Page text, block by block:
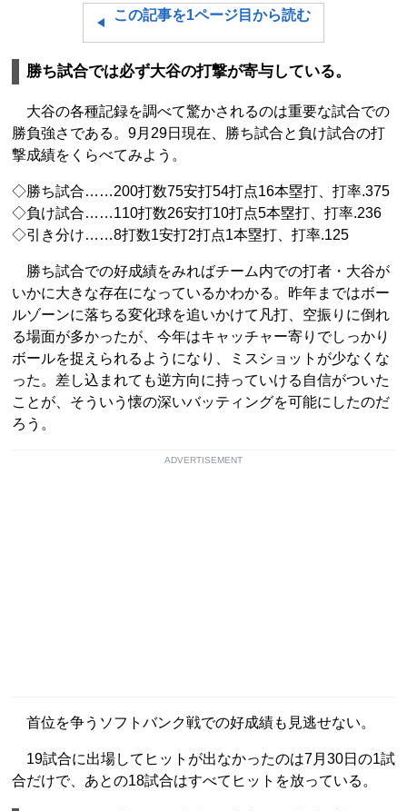
この記事を1ページ目から読む
勝ち試合では必ず大谷の打撃が寄与している。
大谷の各種記録を調べて驚かされるのは重要な試合での
勝負強さである。9月29日現在、勝ち試合と負け試合の打
撃成績をくらべてみよう。
◇勝ち試合……200打数75安打54打点16本塁打、打率.375
◇負け試合……110打数26安打10打点5本塁打、打率.236
◇引き分け……8打数1安打2打点1本塁打、打率.125
勝ち試合での好成績をみればチーム内での打者・大谷が
いかに大きな存在になっているかわかる。昨年まではボー
ルゾーンに落ちる変化球を追いかけて凡打、空振りに倒れ
る場面が多かったが、今年はキャッチャー寄りでしっかり
ボールを捉えられるようになり、ミスショットが少なくな
った。差し込まれても逆方向に持っていける自信がついた
ことが、そういう懐の深いバッティングを可能にしたのだ
ろう。
ADVERTISEMENT
首位を争うソフトバンク戦での好成績も見逃せない。
19試合に出場してヒットが出なかったのは7月30日の1試
合だけで、あとの18試合はすべてヒットを放っている。